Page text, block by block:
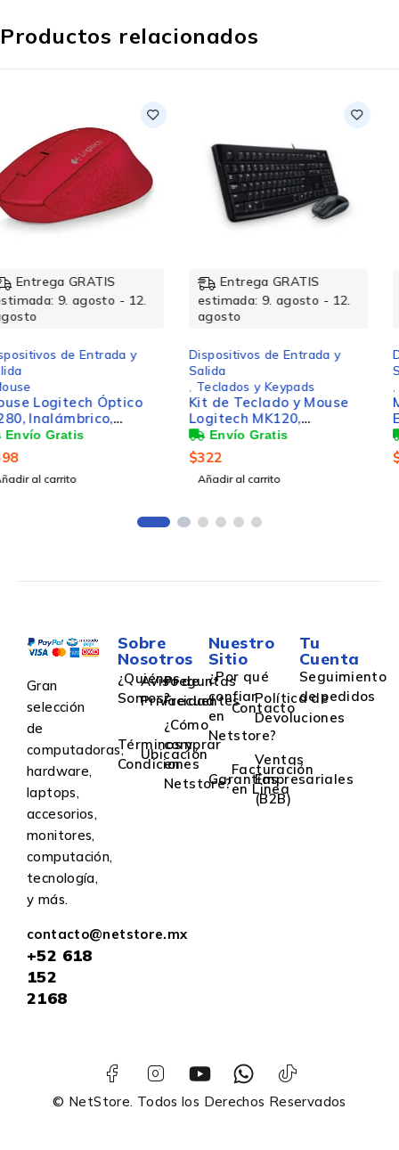
Productos relacionados
Entrega GRATIS
estimada: 9. agosto - 12.
agosto
Dispositivos de Entrada y
Salida
,Teclados y Keypads
Kit de Teclado y Mouse
Logitech MK120,
Alámbrico, USB, Negro
(Español)
$322
Añadir al carrito
Entrega GRATIS
estimada: 9. agosto - 12.
agosto
Dispositivos de Entrada y
Salida
,Mouse
Mouse Lenovo Thinkpad
Essential, Alámbrico,
Óptico, 2.400DPI, USB-C,
Negro
$565
Añadir al carrito
Gran
selección
de
computadoras,
hardware,
laptops,
accesorios,
monitores,
computación,
tecnología,
y más.
contacto@netstore.mx
+52 618
152
2168
Sobre
Nosotros
¿Quiénes
Somos?
Aviso de
Privacidad
Preguntas
Frecuentes
Términos y
Condiciones
Ubicación
¿Cómo
comprar
en
Netstore?
Nuestro
Sitio
¿Por qué
confiar
en
Netstore?
Contacto
Política de
Devoluciones
Garantías
Facturación
en Linea
Ventas
Empresariales
(B2B)
Tu
Cuenta
Seguimiento
de pedidos
© NetStore. Todos los Derechos Reservados